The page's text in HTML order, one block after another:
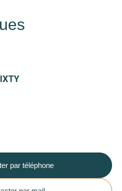
par téléphone